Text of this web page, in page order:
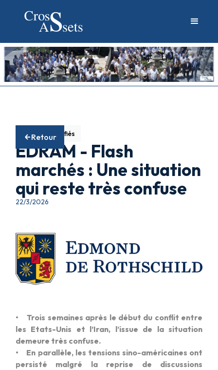
Retour
Fonds diversifiés
EDRAM - Flash
marchés : Une situation
qui reste très confuse
22/3/2026
• Trois semaines après le début du conflit entre
les Etats-Unis et l’Iran, l’issue de la situation
demeure très confuse.
• En parallèle, les tensions sino-américaines ont
persisté malgré la reprise de discussions